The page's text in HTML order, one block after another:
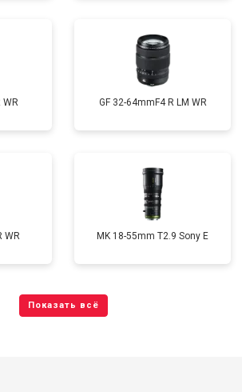
WR GF 32-64mmF4 R LM WR
WR MK 18-55mm T2.9 Sony E